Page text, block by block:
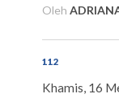
Oleh
112
Khamis, 16